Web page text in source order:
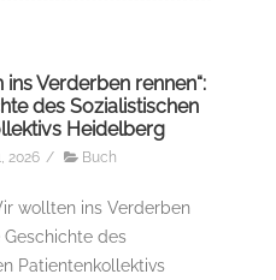
ins Verderben rennen“:
des Sozialistischen
Heidelberg
2026 / Buch
wollten ins Verderben
Geschichte des
Patientenkollektivs